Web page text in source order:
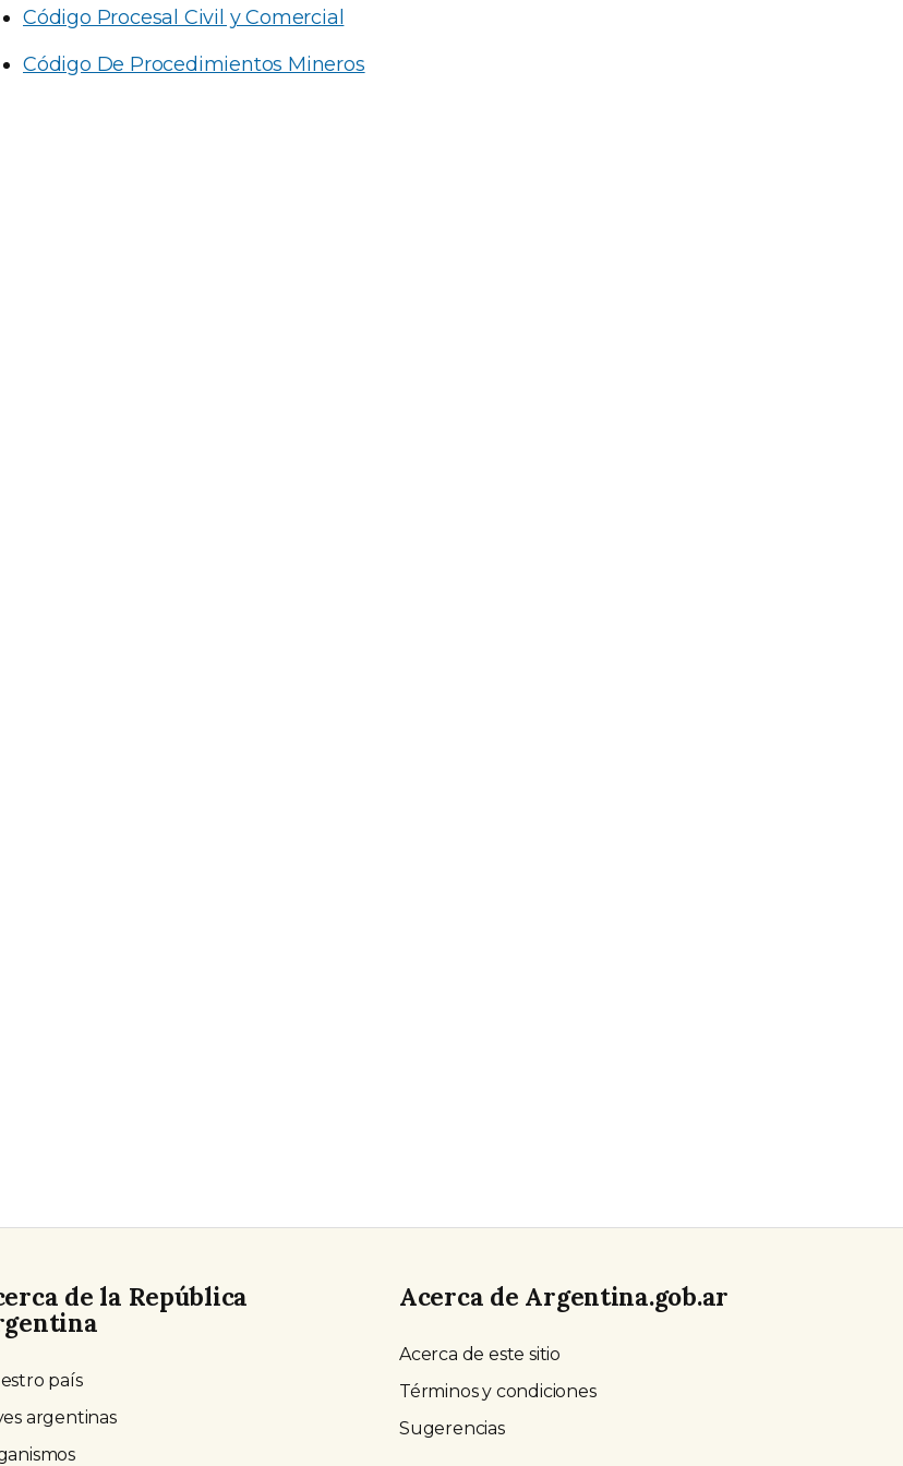
Código Procesal Civil y Comercial
Código De Procedimientos Mineros
de la República
país
argentinas
Acerca de Argentina.gob.ar
Acerca de este sitio
Términos y condiciones
Sugerencias